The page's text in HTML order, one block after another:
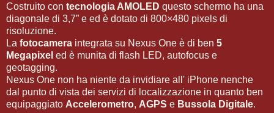
Costruito con tecnologia AMOLED questo schermo ha una
diagonale di 3,7” e ed è dotato di 800×480 pixels di
risoluzione.
La fotocamera integrata su Nexus One è di ben 5
Megapixel ed è munita di flash LED, autofocus e
geotagging.
Nexus One non ha niente da invidiare all' iPhone nenche
dal punto di vista dei servizi di localizzazione in quanto ben
equipaggiato Accelerometro, AGPS e Bussola Digitale.